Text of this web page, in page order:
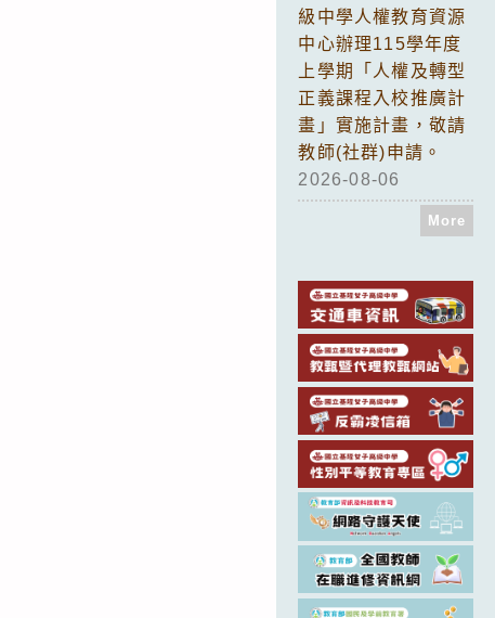
級中學人權教育資源
中心辦理115學年度
上學期「人權及轉型
正義課程入校推廣計
畫」實施計畫，敬請
教師(社群)申請。
2026-08-06
More